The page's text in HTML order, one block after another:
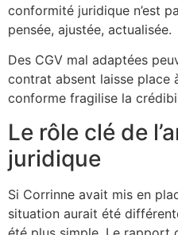
conformité juridique n’est
pensée, ajustée, actualisée.
Des CGV mal adaptées
contrat absent laisse place
conforme fragilise la
Le rôle clé de
juridique
Si Corrinne avait mis en
situation aurait été